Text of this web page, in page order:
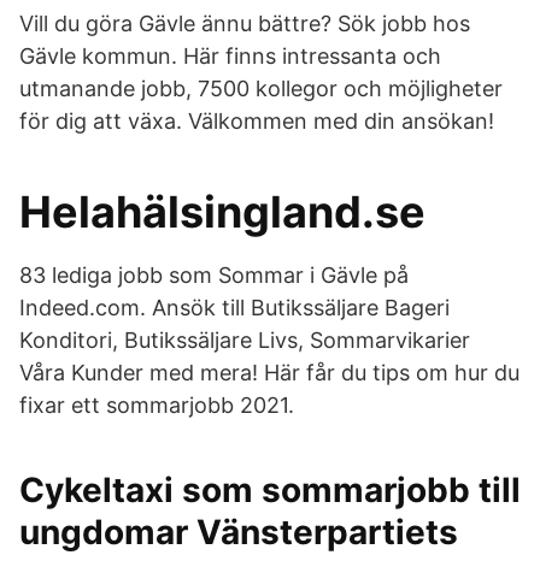
Vill du göra Gävle ännu bättre? Sök jobb hos
Gävle kommun. Här finns intressanta och
utmanande jobb, 7500 kollegor och möjligheter
för dig att växa. Välkommen med din ansökan!
Helahälsingland.se
83 lediga jobb som Sommar i Gävle på
Indeed.com. Ansök till Butikssäljare Bageri
Konditori, Butikssäljare Livs, Sommarvikarier
Våra Kunder med mera! Här får du tips om hur du
fixar ett sommarjobb 2021.
Cykeltaxi som sommarjobb till
ungdomar Vänsterpartiets